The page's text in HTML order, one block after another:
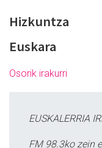
Hizkuntza
Euskara
Osorik irakurri
EUSKALERRIA
FM 98.3ko zein